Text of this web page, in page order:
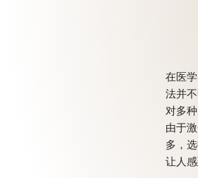
在医
法并
对多
由于
多，
让人感